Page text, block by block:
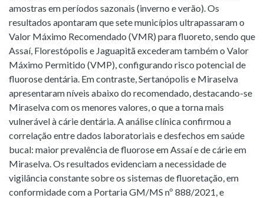
amostras em períodos sazonais (inverno e verão). Os
resultados apontaram que sete municípios ultrapassaram o
Valor Máximo Recomendado (VMR) para fluoreto, sendo que
Assaí, Florestópolis e Jaguapitã excederam também o Valor
Máximo Permitido (VMP), configurando risco potencial de
fluorose dentária. Em contraste, Sertanópolis e Miraselva
apresentaram níveis abaixo do recomendado, destacando-se
Miraselva com os menores valores, o que a torna mais
vulnerável à cárie dentária. A análise clínica confirmou a
correlação entre dados laboratoriais e desfechos em saúde
bucal: maior prevalência de fluorose em Assaí e de cárie em
Miraselva. Os resultados evidenciam a necessidade de
vigilância constante sobre os sistemas de fluoretação, em
conformidade com a Portaria GM/MS nº 888/2021, e